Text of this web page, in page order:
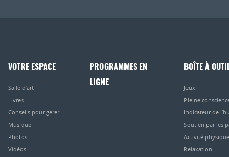
VOTRE ESPACE
Salle d’art
Livres
Conseils pour gérer
Musique
Photos
Vidéos
PROGRAMMES EN
LIGNE
BOÎTE À
Jeux
Pleine
Indicateur de
Soutien par les
Activité physique
Relaxation